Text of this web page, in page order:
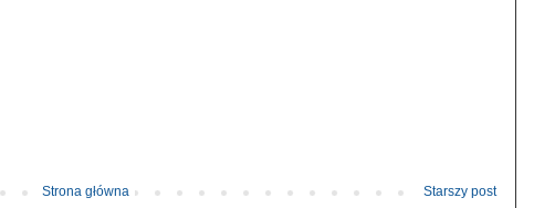
Starszy post
Strona główna